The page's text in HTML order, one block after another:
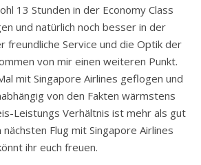
13 Stunden in der Economy Class
und natürlich noch besser in der
freundliche Service und die Optik der
von mir einen weiteren Punkt.
mit Singapore Airlines geflogen und
von den Fakten wärmstens
Leistungs Verhältnis ist mehr als gut
Flug mit Singapore Airlines
ihr euch freuen.